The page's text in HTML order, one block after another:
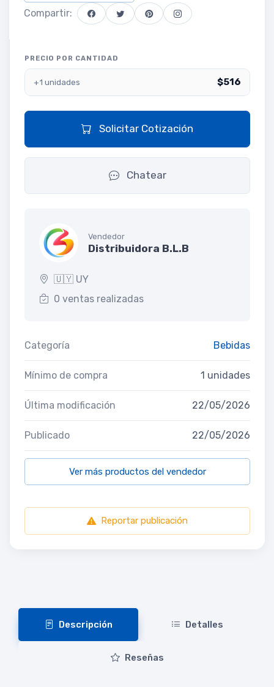
Compartir:
PRECIO POR CANTIDAD
+1 unidades $516
Solicitar Cotización
Chatear
Vendedor
Distribuidora B.L.B
🇺🇾 UY
0 ventas realizadas
Categoría Bebidas
Mínimo de compra 1 unidades
Última modificación 22/05/2026
Publicado 22/05/2026
Ver más productos del vendedor
Reportar publicación
Descripción Detalles
Reseñas